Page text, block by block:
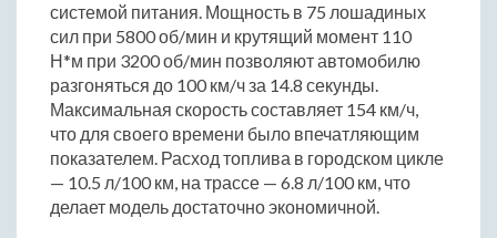
системой питания. Мощность в 75 лошадиных
сил при 5800 об/мин и крутящий момент 110
Н*м при 3200 об/мин позволяют автомобилю
разгоняться до 100 км/ч за 14.8 секунды.
Максимальная скорость составляет 154 км/ч,
что для своего времени было впечатляющим
показателем. Расход топлива в городском цикле
— 10.5 л/100 км, на трассе — 6.8 л/100 км, что
делает модель достаточно экономичной.